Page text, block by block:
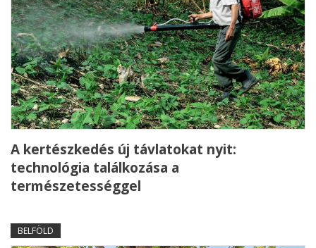
A kertészkedés új távlatokat nyit:
technológia találkozása a
természetességgel
BELFÖLD